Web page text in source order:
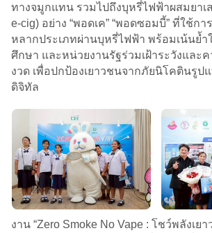
ทางจมูกแทน รวมไปถึงบุหรี่ไฟฟ้าผสมยาเ
e-cig) อย่าง “พอดเค” “พอดซอมบี้” ที่ใช้กา
หลากประเภทผ่านบุหรี่ไฟฟ้า พร้อมเน้นย้
ศึกษา และหน่วยงานรัฐร่วมเฝ้าระวังและ
งวด เพื่อปกป้องเยาวชนจากภัยนิโคตินรูป
ดิจิทัล
งาน “Zero Smoke No Vape : โชว์พลังเย